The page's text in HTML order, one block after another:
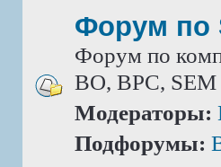
Форум по
Форум по
BO, BPC, SEM
Модераторы:
Подфорумы: